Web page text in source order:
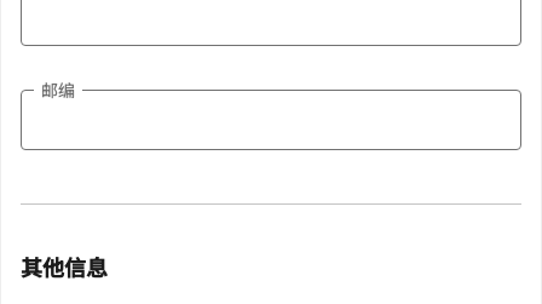
邮编
其他信息